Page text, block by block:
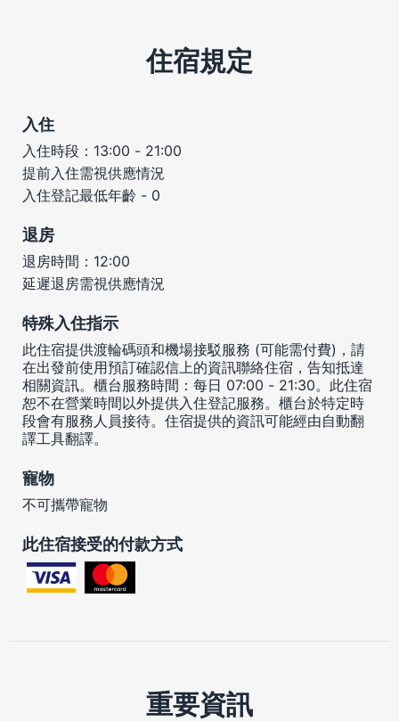
住宿規定
入住
入住時段：13:00 - 21:00
提前入住需視供應情況
入住登記最低年齡 - 0
退房
退房時間：12:00
延遲退房需視供應情況
特殊入住指示
此住宿提供渡輪碼頭和機場接駁服務 (可能需付費)，請
在出發前使用預訂確認信上的資訊聯絡住宿，告知抵達
相關資訊。櫃台服務時間：每日 07:00 - 21:30。此住宿
恕不在營業時間以外提供入住登記服務。櫃台於特定時
段會有服務人員接待。住宿提供的資訊可能經由自動翻
譯工具翻譯。
寵物
不可攜帶寵物
此住宿接受的付款方式
重要資訊